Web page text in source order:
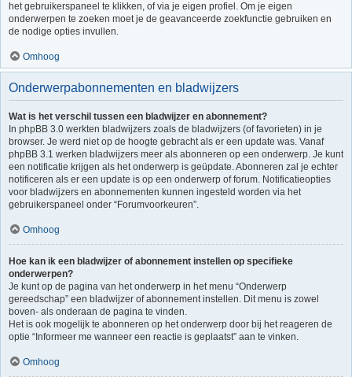
het gebruikerspaneel te klikken, of via je eigen profiel. Om je eigen
onderwerpen te zoeken moet je de geavanceerde zoekfunctie gebruiken en
de nodige opties invullen.
Omhoog
Onderwerpabonnementen en bladwijzers
Wat is het verschil tussen een bladwijzer en abonnement?
In phpBB 3.0 werkten bladwijzers zoals de bladwijzers (of favorieten) in je
browser. Je werd niet op de hoogte gebracht als er een update was. Vanaf
phpBB 3.1 werken bladwijzers meer als abonneren op een onderwerp. Je kunt
een notificatie krijgen als het onderwerp is geüpdate. Abonneren zal je echter
notificeren als er een update is op een onderwerp of forum. Notificatieopties
voor bladwijzers en abonnementen kunnen ingesteld worden via het
gebruikerspaneel onder “Forumvoorkeuren”.
Omhoog
Hoe kan ik een bladwijzer of abonnement instellen op specifieke
onderwerpen?
Je kunt op de pagina van het onderwerp in het menu “Onderwerp
gereedschap” een bladwijzer of abonnement instellen. Dit menu is zowel
boven- als onderaan de pagina te vinden.
Het is ook mogelijk te abonneren op het onderwerp door bij het reageren de
optie “Informeer me wanneer een reactie is geplaatst” aan te vinken.
Omhoog